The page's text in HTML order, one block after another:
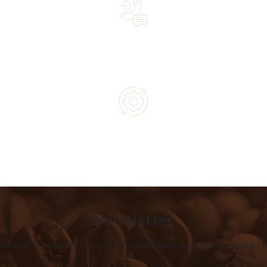
Newsletter
e-mail, jeżeli chcesz otrzymywać informacje o nowościach i